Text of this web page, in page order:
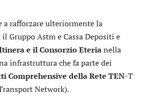
a rafforzare ulteriormente la
Gruppo Astm e Cassa Depositi e
e il Consorzio Eterianella
infrastruttura che fa parte dei
Comprehensive della Rete TEN-T
Network).